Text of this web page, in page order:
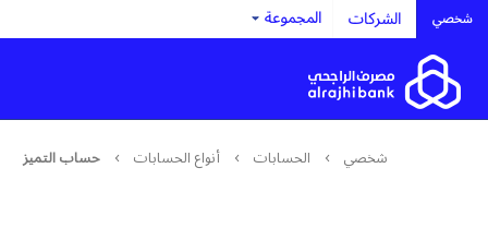
شخصي الشركات المجموعة
شخصي الحسابات أنواع الحسابات حساب التميز